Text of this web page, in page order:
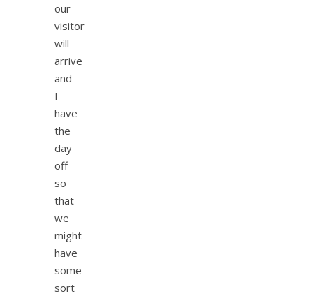
our
visitor
will
arrive
and
I
have
the
day
off
so
that
we
might
have
some
sort